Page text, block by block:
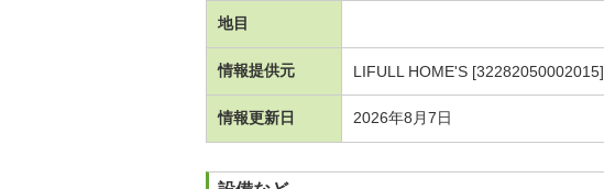
地目
情報提供元 LIFULL HOME'S [32282050002015]
情報更新日 2026年8月7日